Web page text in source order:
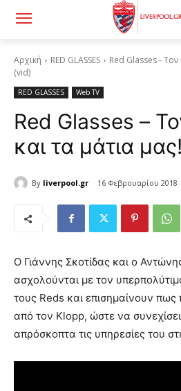
Αρχική RED GLASSES
Red Glasses -
(vid)
RED GLASSES Web TV
Red Glasses –
και τα μάτια
By liverpool.gr 16 Φεβρουαρίου 2018
Ο Γιάννης Σκοτίδας και ο
ασχολούνται με τον
τους Reds και επισημαίνουν πως
από τον Klopp, ώστε να
απρόσκοπτα τις υπηρεσίες του